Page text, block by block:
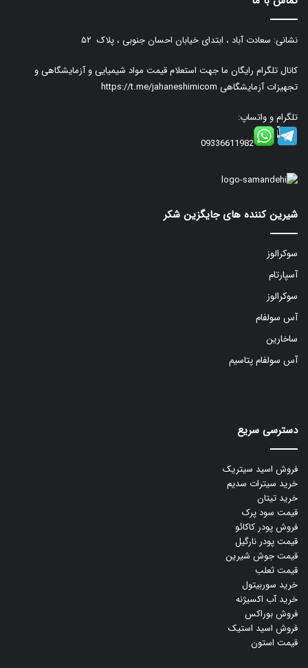
نشانی: سعادت آباد ، ابتدای خیابان احسان جنوبی ، پلاک ۵۲
کانال تلگرام رایگان ما جهت استعلام قیمت مواد شیمیایی و آزمایشگاهی و
تجهیزات آزمایشگاهی https://t.me/jahaneshimicom
تلگرام و واتساپ:
09336611982
شیرین کننده های جایگزین شکر
سوکرالوز
آسپارتام
سوکرالوز
آس سولفام
ساخارین
آس سولفام پتاسیم
دسترسی سریع
فروش اسید سیتریک
خرید سیترات سدیم
خرید تیتان
قیمت سود پرک
فروش پودر کاکائو
قیمت پودر نارگیل
قیمت جوش شیرین
قیمت ثعلب
خرید سوربیتول
خرید آب اکسیژنه
فروش بوراکس
فروش اسید استیک
قیمت استون